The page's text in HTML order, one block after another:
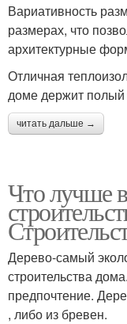
Вариативность
размерах, что
архитектурные
Отличная
доме держит полый
читать дальше →
Что лучше
Дерево-самый
строительства
предпочтение.
, либо из бревен.